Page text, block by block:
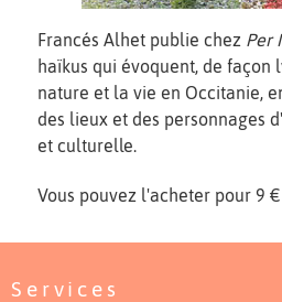
Francés Alhet publie chez Per
haïkus qui évoquent, de façon
nature et la vie en Occitanie,
des lieux et des personnages
et culturelle.
Vous pouvez l'acheter pour 9
Services